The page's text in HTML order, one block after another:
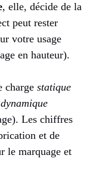
, elle, décide de la
peut rester
votre usage
en hauteur).
charge statique
dynamique
Les chiffres
et de
le marquage et